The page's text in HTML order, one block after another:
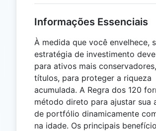
Informações Essenciais
À medida que você envelhece,
estratégia de investimento
para ativos mais
títulos, para proteger a riqueza
acumulada. A Regra dos 120
método direto para ajustar sua
de portfólio dinamicamente
na idade. Os principais